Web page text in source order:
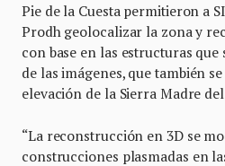
Pie de la Cuesta permitieron a
Prodh geolocalizar la zona y
con base en las estructuras
de las imágenes, que también
elevación de la Sierra Madre
“La reconstrucción en 3D se
construcciones plasmadas en